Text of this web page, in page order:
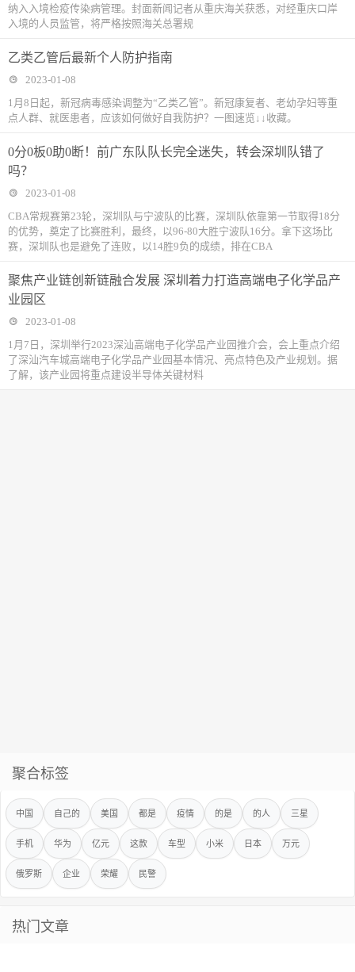
纳入入境检疫传染病管理。封面新闻记者从重庆海关获悉，对经重庆口岸
入境的人员监管，将严格按照海关总署规
乙类乙管后最新个人防护指南
2023-01-08
1月8日起，新冠病毒感染调整为“乙类乙管”。新冠康复者、老幼孕妇等重
点人群、就医患者，应该如何做好自我防护？一图速览↓↓收藏。
0分0板0助0断！前广东队队长完全迷失，转会深圳队错了
吗？
2023-01-08
CBA常规赛第23轮，深圳队与宁波队的比赛，深圳队依靠第一节取得18分
的优势，奠定了比赛胜利，最终，以96-80大胜宁波队16分。拿下这场比
赛，深圳队也是避免了连败，以14胜9负的成绩，排在CBA
聚焦产业链创新链融合发展 深圳着力打造高端电子化学品产
业园区
2023-01-08
1月7日，深圳举行2023深汕高端电子化学品产业园推介会，会上重点介绍
了深汕汽车城高端电子化学品产业园基本情况、亮点特色及产业规划。据
了解，该产业园将重点建设半导体关键材料
聚合标签
中国 自己的 美国 都是 疫情 的是 的人 三星
手机 华为 亿元 这款 车型 小米 日本 万元
俄罗斯 企业 荣耀 民警
热门文章